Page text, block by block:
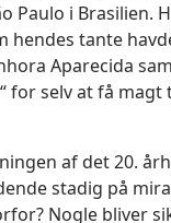
Paulo i Brasilien.
hendes tante
Aparecida
for selv at få magt
af det 20.
stadig på
Nogle bliver